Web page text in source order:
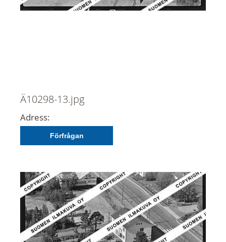
Ä10298-13.jpg
Adress:
Förfrågan